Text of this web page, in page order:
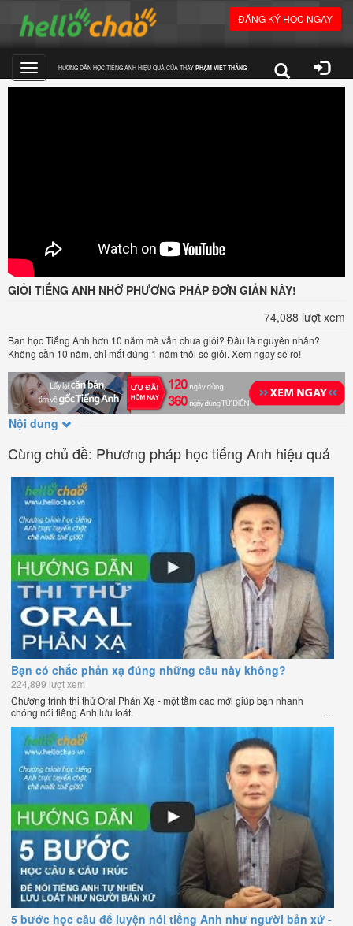
ĐĂNG KÝ HỌC NGAY
Toggle
HƯỚNG DẪN HỌC TIẾNG ANH HIỆU QUẢ CỦA THẦY PHẠM VIỆT THẮNG
GIỎI TIẾNG ANH NHỜ PHƯƠNG PHÁP ĐƠN GIẢN NÀY!
74,088 lượt xem
Bạn học Tiếng Anh hơn 10 năm mà vẫn chưa giỏi? Đâu là nguyên nhân?
Không cần 10 năm, chỉ mất đúng 1 năm thôi sẽ giỏi. Xem ngay sẽ rõ!
Nội dung
Cùng chủ đề: Phương pháp học tiếng Anh hiệu quả
Bạn có chắc phản xạ đúng những câu này không?
224,899 lượt xem
Chương trình thi thử Oral Phản Xạ - một tầm cao mới giúp bạn nhanh
chóng nói tiếng Anh lưu loát.
5 bước học câu để luyện nói tiếng Anh như người bản xứ -